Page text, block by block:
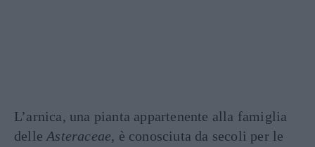
L’arnica, una pianta appartenente alla famiglia
delleAsteraceae, è conosciuta da secoli per le